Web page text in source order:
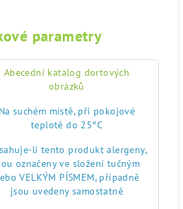
parametry
Abecední katalog dortových
obrázků
Na suchém místě, při pokojové
teplotě do 25°C
li tento produkt alergeny,
označeny ve složení tučným
VELKÝM PÍSMEM, případně
jsou uvedeny samostatně